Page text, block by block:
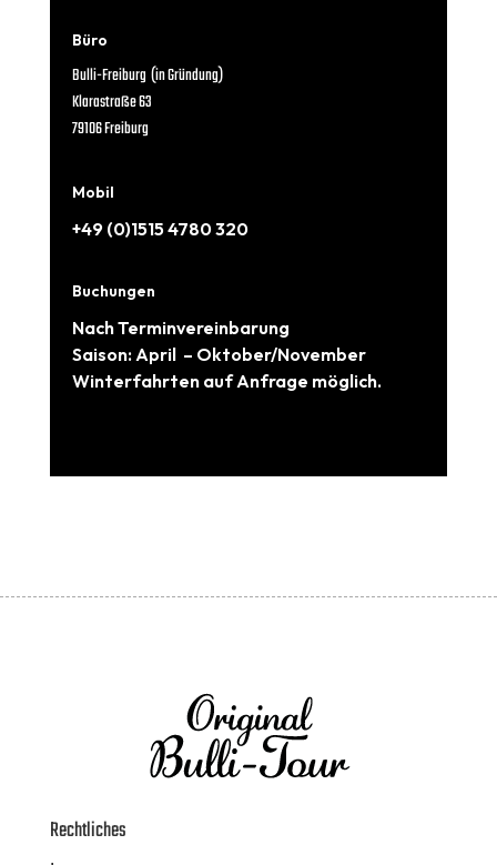
Büro
Bulli-Freiburg (in Gründung)
Klarastraße 63
79106 Freiburg
Mobil
+49 (0)1515 4780 320
Buchungen
Nach Terminvereinbarung
Saison: April – Oktober/November
Winterfahrten auf Anfrage möglich.
Rechtliches